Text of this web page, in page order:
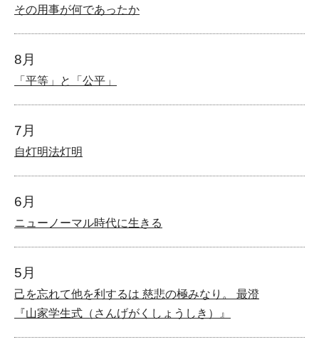
その用事が何であったか
8月
「平等」と「公平」
7月
自灯明法灯明
6月
ニューノーマル時代に生きる
5月
己を忘れて他を利するは 慈悲の極みなり。 最澄
『山家学生式（さんげがくしょうしき）』